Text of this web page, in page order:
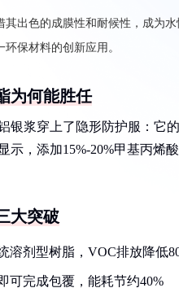
其出色的成膜性和耐候性，成为
保材料的创新应用。
为何能胜任
银浆穿上了隐形防护服：它
示，添加15%-20%甲基丙烯
大突破
溶剂型树脂，VOC排放降低
可完成包覆，能耗节约40%